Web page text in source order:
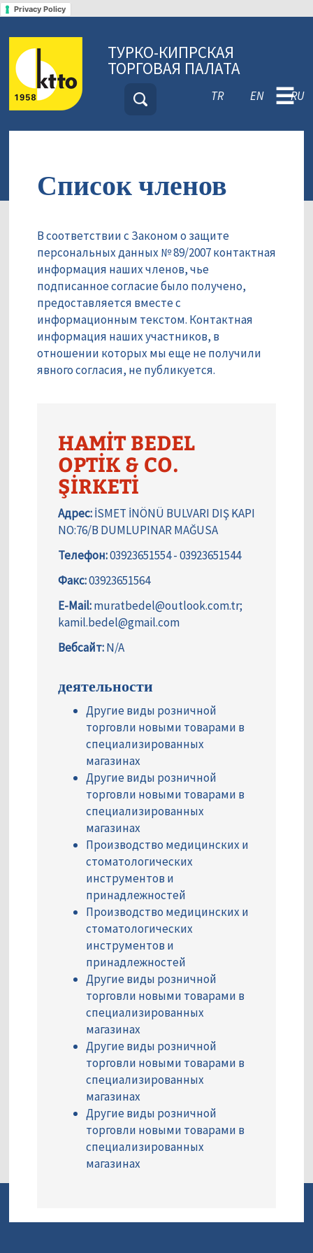
Privacy Policy
ТУРКО-КИПРСКАЯ
ТОРГОВАЯ ПАЛАТА
TR EN RU
☰
Список членов
В соответствии с Законом о защите
персональных данных № 89/2007 контактная
информация наших членов, чье
подписанное согласие было получено,
предоставляется вместе с
информационным текстом. Контактная
информация наших участников, в
отношении которых мы еще не получили
явного согласия, не публикуется.
HAMİT BEDEL
OPTİK & CO.
ŞİRKETİ
Адрес:İSMET İNÖNÜ BULVARI DIŞ KAPI
NO:76/B DUMLUPINAR MAĞUSA
Телефон:03923651554 - 03923651544
Факс:03923651564
E-Mail:muratbedel@outlook.com.tr;
kamil.bedel@gmail.com
Вебсайт:N/A
деятельности
Другие виды розничной
торговли новыми товарами в
специализированных
магазинах
Другие виды розничной
торговли новыми товарами в
специализированных
магазинах
Производство медицинских и
стоматологических
инструментов и
принадлежностей
Производство медицинских и
стоматологических
инструментов и
принадлежностей
Другие виды розничной
торговли новыми товарами в
специализированных
магазинах
Другие виды розничной
торговли новыми товарами в
специализированных
магазинах
Другие виды розничной
торговли новыми товарами в
специализированных
магазинах